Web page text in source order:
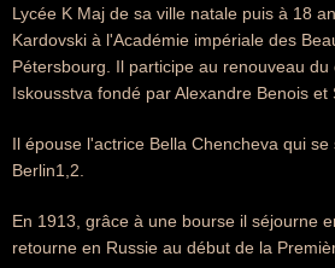
Lycée K Maj de sa ville natale puis à 18
Kardovski à l'Académie impériale des
Pétersbourg. Il participe au renouveau
Iskousstva fondé par Alexandre Benois et
Il épouse l'actrice Bella Chencheva qui
Berlin1,2.
En 1913, grâce à une bourse il séjourne
retourne en Russie au début de la